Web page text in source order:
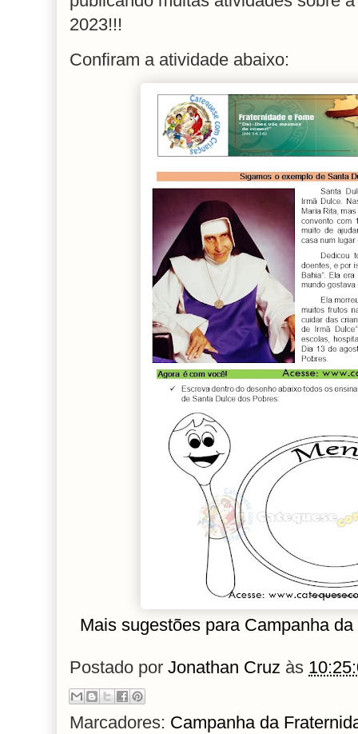
2023!!!
Confiram a atividade abaixo:
Mais sugestões para Campanha
Postado por Jonathan Cruz às
Marcadores: Campanha da